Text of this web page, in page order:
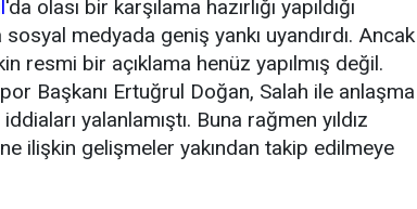
'da olası bir karşılama hazırlığı yapıldığı
medyada geniş yankı uyandırdı. Ancak
resmi bir açıklama henüz yapılmış değil.
Başkanı Ertuğrul Doğan, Salah ile anlaşma
yalanlamıştı. Buna rağmen yıldız
ilişkin gelişmeler yakından takip edilmeye